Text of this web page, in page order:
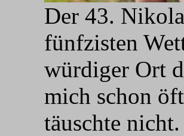
Der 43.
fünfzisten
würdiger Ort
mich schon
täuschte